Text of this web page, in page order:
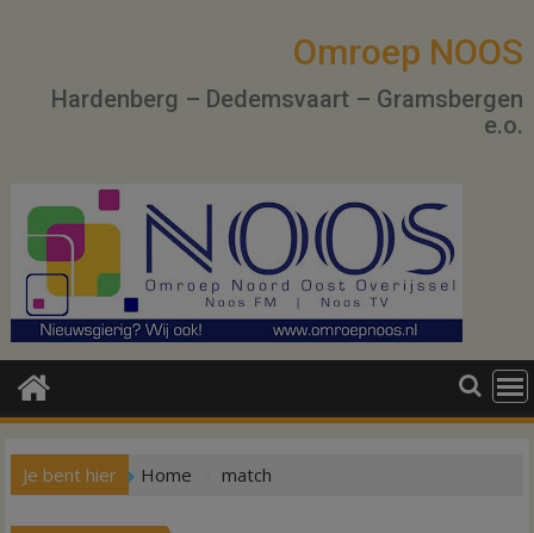
Omroep NOOS
Hardenberg – Dedemsvaart – Gramsbergen
e.o.
Je bent hier Home match